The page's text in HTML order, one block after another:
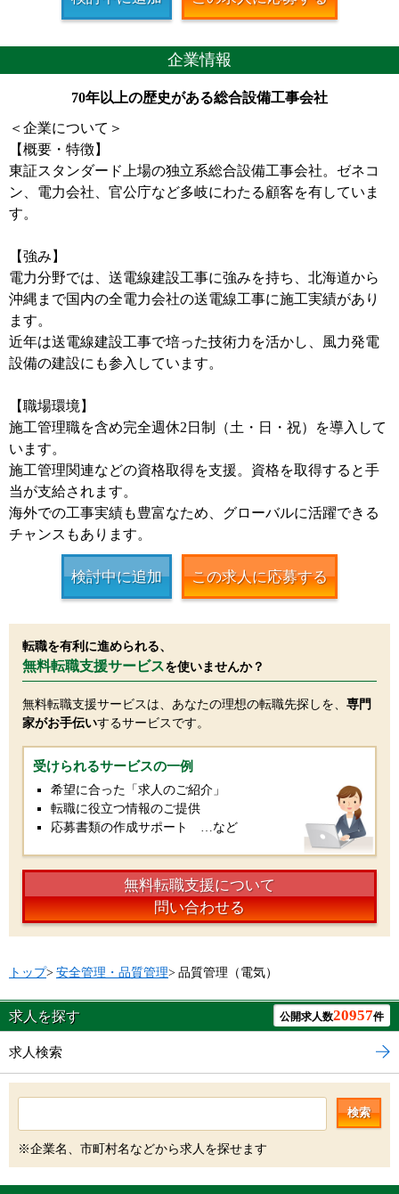
企業情報
70年以上の歴史がある総合設備工事会社
＜企業について＞
【概要・特徴】
東証スタンダード上場の独立系総合設備工事会社。ゼネコ
ン、電力会社、官公庁など多岐にわたる顧客を有していま
す。
【強み】
電力分野では、送電線建設工事に強みを持ち、北海道から
沖縄まで国内の全電力会社の送電線工事に施工実績があり
ます。
近年は送電線建設工事で培った技術力を活かし、風力発電
設備の建設にも参入しています。
【職場環境】
施工管理職を含め完全週休2日制（土・日・祝）を導入して
います。
施工管理関連などの資格取得を支援。資格を取得すると手
当が支給されます。
海外での工事実績も豊富なため、グローバルに活躍できる
チャンスもあります。
検討中に追加 この求人に応募する
転職を有利に進められる、
無料転職支援サービスを使いませんか？
無料転職支援サービスは、あなたの理想の転職先探しを、 専門
家がお手伝いするサービスです。
受けられるサービスの一例
希望に合った「求人のご紹介」
転職に役立つ情報のご提供
応募書類の作成サポート …など
無料転職支援について
問い合わせる
トップ> 安全管理・品質管理> 品質管理（電気）
求人を探す 公開求人数20957件
求人検索
検索
※企業名、市町村名などから求人を探せます